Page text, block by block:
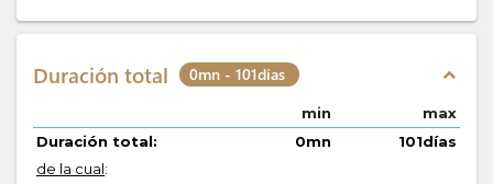
Duración total 0mn - 101días expand_less
min
max
Duración total:
0mn
101días
de la cual: